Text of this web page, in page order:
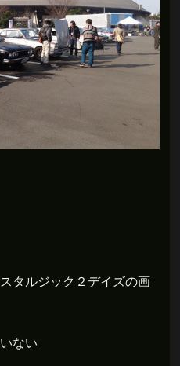
タルジック２デイズの画
ない